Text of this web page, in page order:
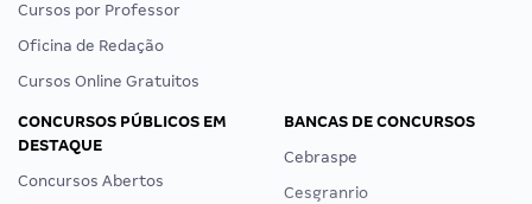
Cursos por Professor
Oficina de Redação
Cursos Online Gratuitos
CONCURSOS PÚBLICOS EM
DESTAQUE
Concursos Abertos
BANCAS DE CONCURSOS
Cebraspe
Cesgranrio